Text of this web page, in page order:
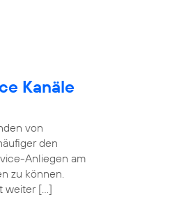
Kanäle
von
den
Anliegen am
zu können.
weiter […]